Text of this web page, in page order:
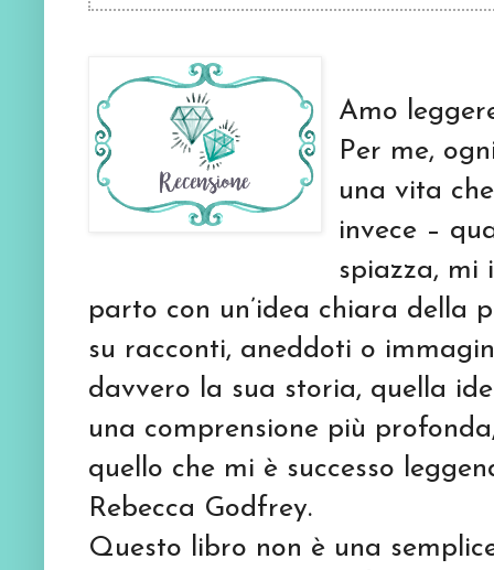
Amo
Per me,
una vita
invece –
spiazza, mi
parto con un’idea chiara della
su racconti, aneddoti o
davvero la sua storia, quella
una comprensione più
quello che mi è successo
Rebecca Godfrey.
Questo libro non è una